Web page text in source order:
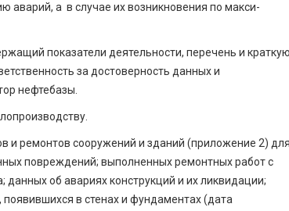
аварий, а в случае их возникновения по макси­
показатели деятельности, перечень и краткую
за достоверность данных и
нефтебазы.
и ремонтов сооружений и зданий (приложение 2) для
повреждений; выполненных ремонтных работ с
об авариях конструкций и их ликвидации;
в стенах и фундаментах (дата